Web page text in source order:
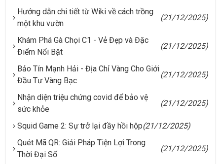
Hướng dẫn chi tiết từ Wiki về cách trồng
một khu vườn
(21/12/2025)
Khám Phá Gà Chọi C1 - Vẻ Đẹp và Đặc
Điểm Nổi Bật
(21/12/2025)
Bảo Tín Mạnh Hải - Địa Chỉ Vàng Cho Giới
Đầu Tư Vàng Bạc
(21/12/2025)
Nhận diện triệu chứng covid để bảo vệ
sức khỏe
(21/12/2025)
Squid Game 2: Sự trở lại đầy hồi hộp(21/12/2025)
Quét Mã QR: Giải Pháp Tiện Lợi Trong
Thời Đại Số
(21/12/2025)